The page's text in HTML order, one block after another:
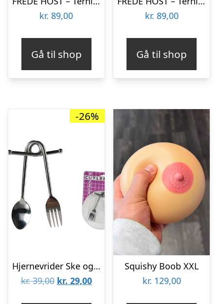
kr. 89,00
Gå til shop
kr. 89,00
Gå til shop
-26%
Hjernevrider Ske og gaffel
kr.39,00 Den
kr. 29,00Den
Squishy Boob XXL
kr. 129,00